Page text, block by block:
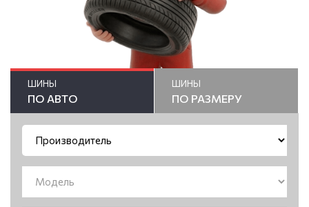
ШИНЫ
ПО АВТО
ШИНЫ
ПО РАЗМЕРУ